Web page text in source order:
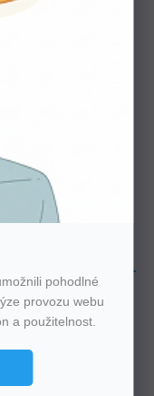
pohodlné
provozu webu
a použitelnost.